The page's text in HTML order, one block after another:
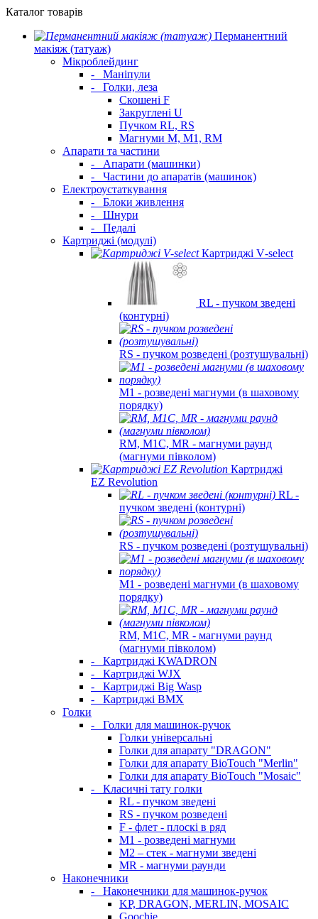
Каталог товарів
Перманентний
макіяж (татуаж)
Мікроблейдинг
-
Маніпули
-
Голки, леза
Скошені F
Закруглені U
Пучком RL, RS
Магнуми M, M1, RM
Апарати та частини
-
Апарати (машинки)
-
Частини до апаратів (машинок)
Електроустаткування
-
Блоки живлення
-
Шнури
-
Педалі
Картриджі (модулі)
Картриджі V‑select
RL - пучком зведені
(контурні)
RS - пучком розведені (розтушувальні)
M1 - розведені магнуми (в шаховому
порядку)
RM, M1C, MR - магнуми раунд
(магнуми півколом)
Картриджі
EZ Revolution
RL -
пучком зведені (контурні)
RS - пучком розведені (розтушувальні)
M1 - розведені магнуми (в шаховому
порядку)
RM, M1C, MR - магнуми раунд
(магнуми півколом)
-
Картриджі KWADRON
-
Картриджі WJX
-
Картриджі Big Wasp
-
Картриджі BMX
Голки
-
Голки для машинок-ручок
Голки універсальні
Голки для апарату "DRAGON"
Голки для апарату BioTouch "Merlin"
Голки для апарату BioTouch "Mosaic"
-
Класичні тату голки
RL - пучком зведені
RS - пучком розведені
F - флет - плоскі в ряд
M1 - розведені магнуми
M2 – стек - магнуми зведені
MR - магнуми раунди
Наконечники
-
Наконечники для машинок-ручок
KP, DRAGON, MERLIN, MOSAIC
Goochie